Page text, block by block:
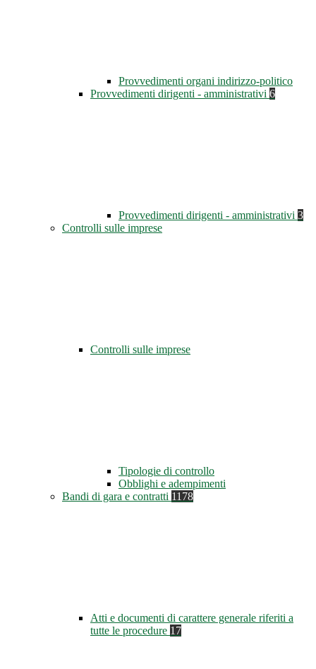
Provvedimenti organi indirizzo-politico
Provvedimenti dirigenti - amministrativi 6
Provvedimenti dirigenti - amministrativi 3
Controlli sulle imprese
Controlli sulle imprese
Tipologie di controllo
Obblighi e adempimenti
Bandi di gara e contratti 1178
Atti e documenti di carattere generale riferiti a
tutte le procedure 17